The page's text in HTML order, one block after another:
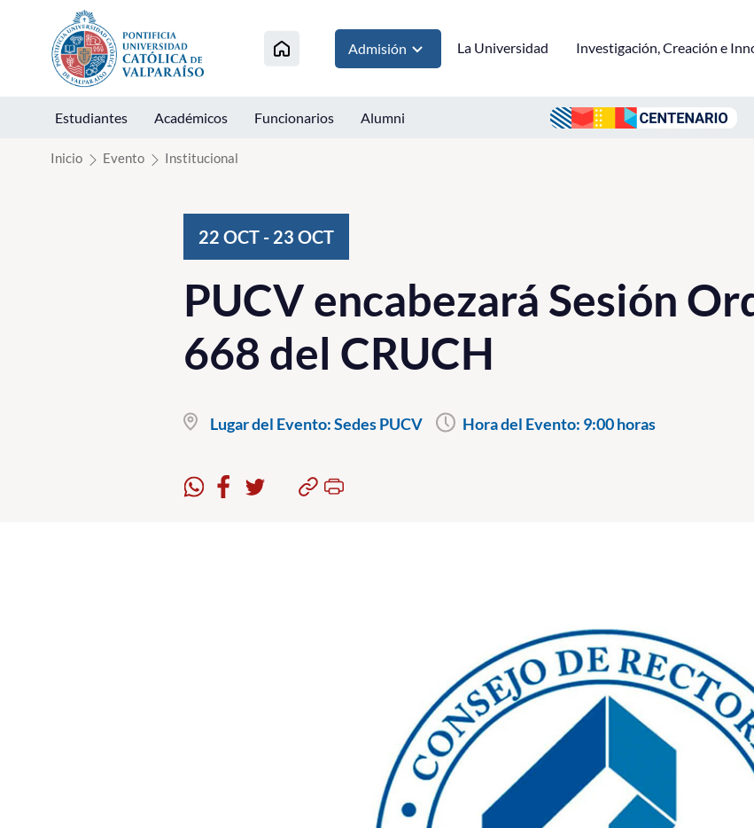
Click acá para ir directamente al contenido
Admisión La Universidad Investigación, Creación e
Estudiantes Académicos Funcionarios Alumni
Inicio Evento Institucional
22 OCT - 23 OCT
PUCV encabezará Sesión
668 del CRUCH
Lugar del Evento:Sedes PUCV Hora del Evento: 9:00 horas